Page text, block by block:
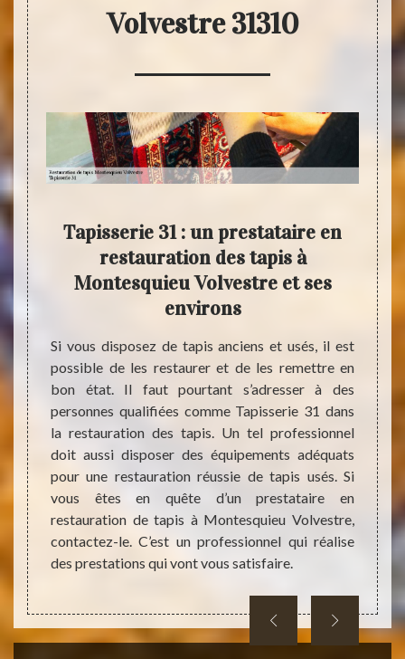
Volvestre 31310
?
les
des
vous
31.
ce
de
de
Tapisserie 31 : un prestataire en
restauration des tapis à
Montesquieu Volvestre et ses
environs
Si vous disposez de tapis anciens et usés, il est
possible de les restaurer et de les remettre en
bon état. Il faut pourtant s’adresser à des
personnes qualifiées comme Tapisserie 31 dans
la restauration des tapis. Un tel professionnel
doit aussi disposer des équipements adéquats
pour une restauration réussie de tapis usés. Si
vous êtes en quête d’un prestataire en
restauration de tapis à Montesquieu Volvestre,
contactez-le. C’est un professionnel qui réalise
des prestations qui vont vous satisfaire.
un.
état
en
et